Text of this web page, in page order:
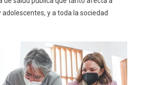
y a toda la sociedad